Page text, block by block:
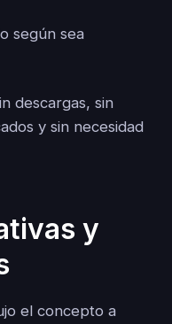
según sea
descargas, sin
y sin necesidad
y
el concepto a